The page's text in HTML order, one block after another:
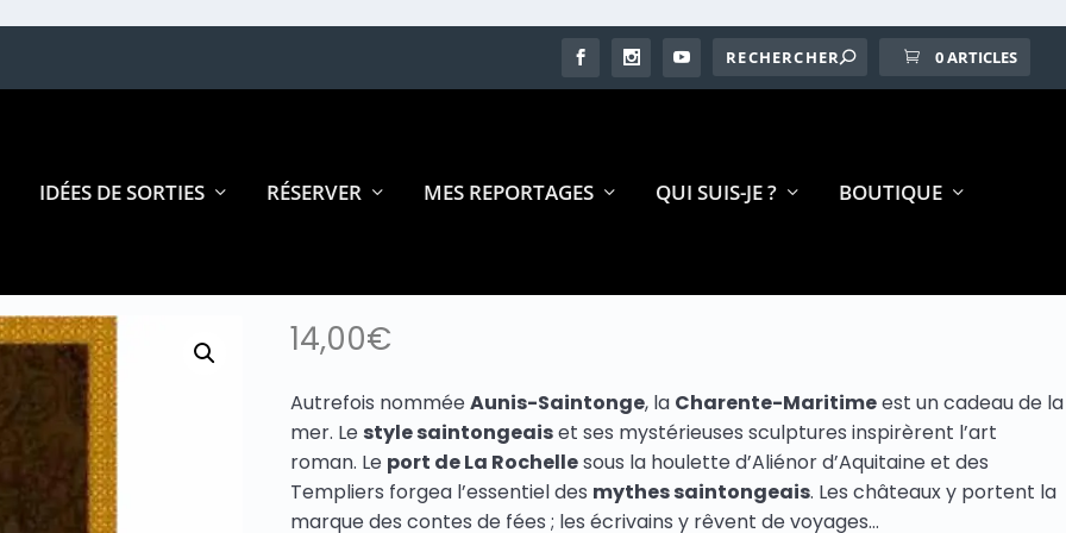
0 ARTICLES
IDÉES DE SORTIES RÉSERVER MES REPORTAGES QUI SUIS-JE ? BOUTIQUE
14,00€
Autrefois nomméeAunis-Saintonge, la Charente-Maritimeest un cadeau de la
mer. Le style saintongeaiset ses mystérieuses sculptures inspirèrent l’art
roman. Le port de La Rochellesous la houlette d’Aliénor d’Aquitaine et des
Templiers forgea l’essentiel des mythes saintongeais. Les châteaux y portent la
marque des contes de fées ; les écrivains y rêvent de voyages…